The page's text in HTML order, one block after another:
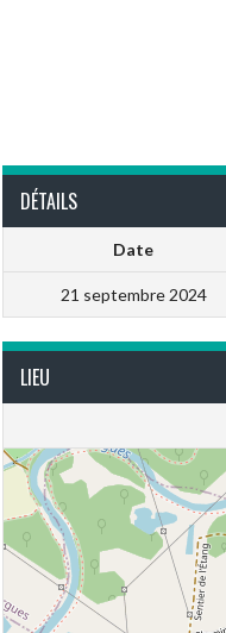
DÉTAILS
Date
21 septembre 2024
LIEU